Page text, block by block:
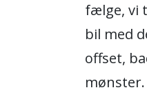
fælge, vi
bil med
offset,
mønster.